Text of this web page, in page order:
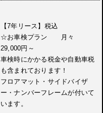
【7年リース】税込
☆お車検プラン 月々
29,000円～
車検時にかかる税金や自動車税
も含まれております！
フロアマット・サイドバイザ
ー・ナンバーフレームが付いて
います。